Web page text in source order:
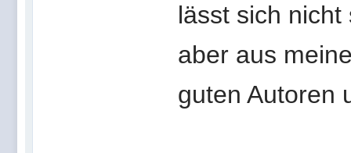
lässt sich
aber aus
guten Autoren